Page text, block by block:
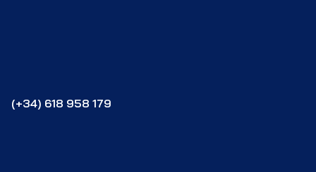
(+34) 618 958 179